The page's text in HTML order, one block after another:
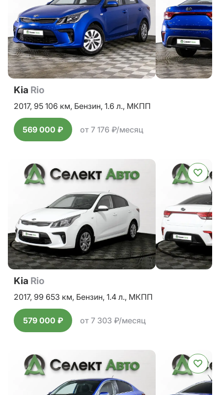
Kia Rio
2017, 95 106 км, Бензин, 1.6 л., МКПП
569 000 ₽ от 7 176 ₽/месяц
Kia Rio
2017, 99 653 км, Бензин, 1.4 л., МКПП
579 000 ₽ от 7 303 ₽/месяц